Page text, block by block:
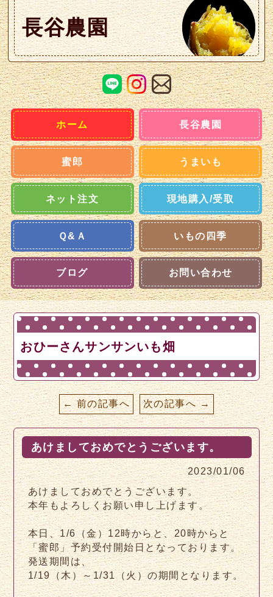
長谷農園
ホーム 長谷農園
蜜郎 うまいも
ネット注文 現地購入/受取
Ｑ&Ａ いもの四季
ブログ お問い合わせ
おひーさんサンサンいも畑
← 前の記事へ 次の記事へ →
あけましておめでとうございます。
2023/01/06
あけましておめでとうございます。
本年もよろしくお願い申し上げます。
本日、1/6（金）12時からと、20時からと
「蜜郎」予約受付開始日となっております。
発送期間は、
1/19（木）～1/31（火）の期間となります。